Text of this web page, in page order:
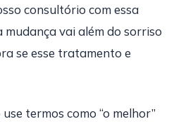
consultório com essa
vai além do sorriso
se esse tratamento e
termos como “o melhor”